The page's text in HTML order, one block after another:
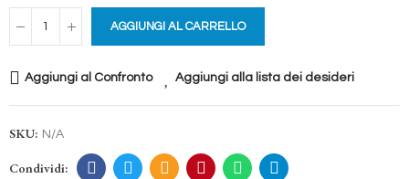
AGGIUNGI AL CARRELLO
Aggiungi al Confronto Aggiungi alla lista dei desideri
SKU: N/A